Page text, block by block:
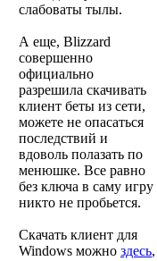
слабоваты тылы.
А еще, Blizzard
совершенно
официально
разрешила скачивать
клиент беты из сети,
можете не опасаться
последствий и
вдоволь полазать по
менюшке. Все равно
без ключа в саму игру
никто не пробьется.
Скачать клиент для
Windows можно здесь,